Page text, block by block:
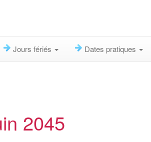
Jours fériés Dates pratiques
2045